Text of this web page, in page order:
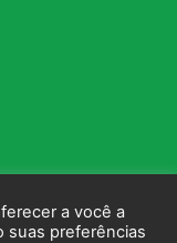
a você a
suas preferências